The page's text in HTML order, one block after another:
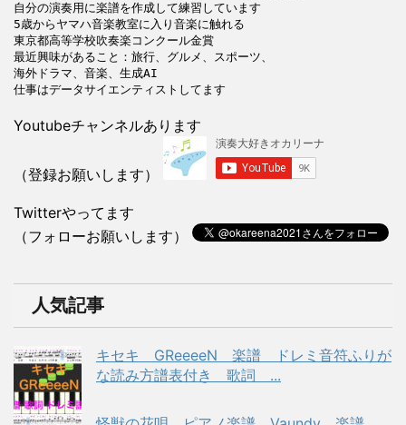
自分の演奏用に楽譜を作成して練習しています
5歳からヤマハ音楽教室に入り音楽に触れる
東京都高等学校吹奏楽コンクール金賞
最近興味があること：旅行、グルメ、スポーツ、
海外ドラマ、音楽、生成AI
Youtubeチャンネルあります
（登録お願いします）
Twitterやってます
（フォローお願いします）
人気記事
キセキ GReeeeN 楽譜 ドレミ音符ふりが
な読み方譜表付き 歌詞 ...